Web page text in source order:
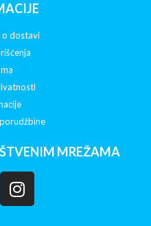
o dostavi
MREŽAMA